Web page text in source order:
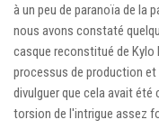
à un peu de paranoïa de la
nous avons constaté
casque reconstitué de Kylo
processus de production
divulguer que cela avait été
torsion de l'intrigue assez